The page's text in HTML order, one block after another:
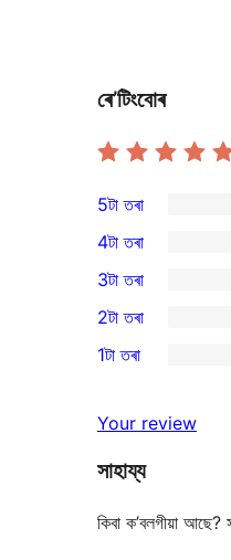
ৰে’টিংবোৰ
1
5-
star
review
5টা তৰা
4-
star
reviews
4টা তৰা
0
3-
star
3টা তৰা
2-
reviews
2টা তৰা
star
reviews
1টা তৰা
Your review
সাহায্য
কিবা ক’বলগীয়া আছে?